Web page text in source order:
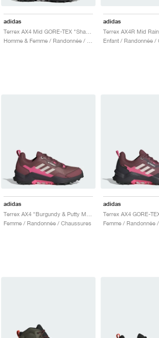
adidas adidas
Enfant / Randonnée /
adidas
Femme / Randonnée / Chaussures
adidas
Femme / Randonnée